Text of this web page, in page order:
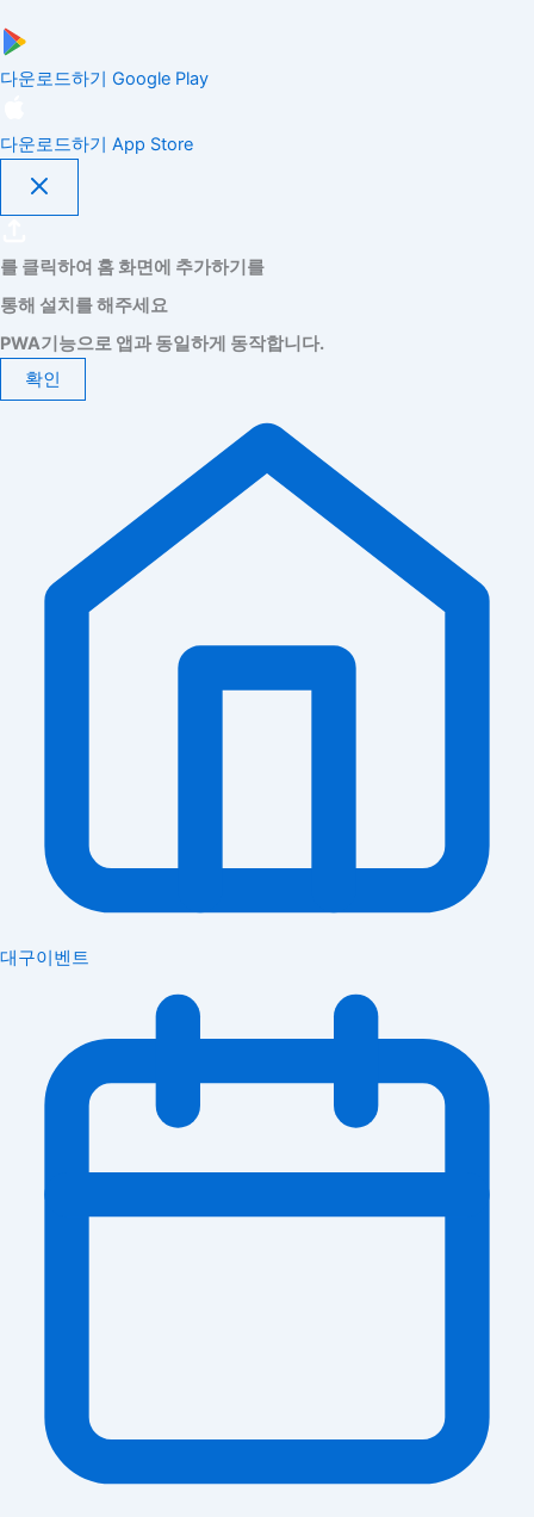
다운로드하기 Google Play
다운로드하기 App Store
를 클릭하여 홈 화면에 추가하기를
통해 설치를 해주세요
PWA기능으로 앱과 동일하게 동작합니다.
확인
대구이벤트